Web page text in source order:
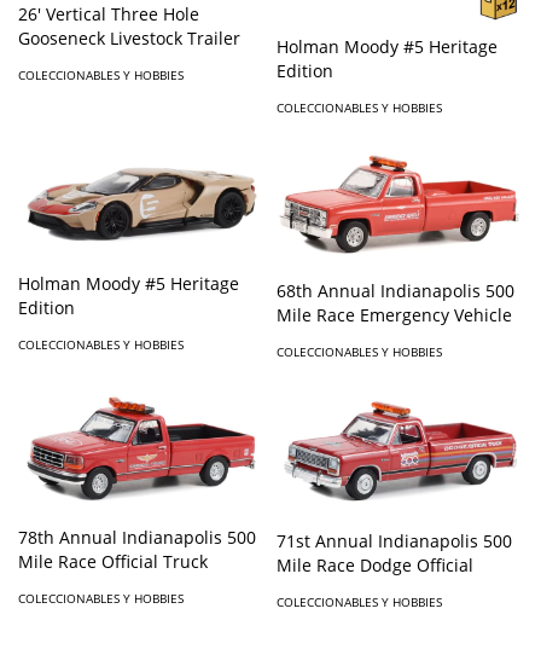
26' Vertical Three Hole
Gooseneck Livestock Trailer
COLECCIONABLES Y HOBBIES
Holman Moody #5 Heritage
Edition
COLECCIONABLES Y HOBBIES
Holman Moody #5 Heritage
Edition
COLECCIONABLES Y HOBBIES
68th Annual Indianapolis 500
Mile Race Emergency Vehicle
COLECCIONABLES Y HOBBIES
78th Annual Indianapolis 500
Mile Race Official Truck
COLECCIONABLES Y HOBBIES
71st Annual Indianapolis 500
Mile Race Dodge Official
COLECCIONABLES Y HOBBIES